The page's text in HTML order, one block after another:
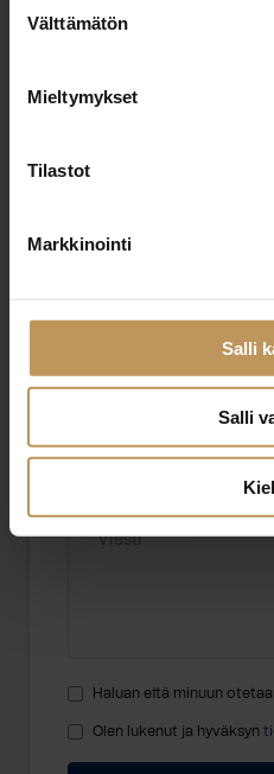
valinta
Välttämätön
Mieltymykset
Tilastot
Markkinointi
Salli
Salli
"*" näyttää pakolliset
Nimi*
Haluan että minuun
Olen lukenut ja hyväksyn